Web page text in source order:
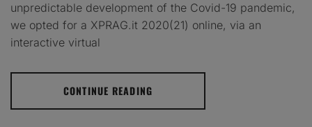
unpredictable development of the Covid-19 pandemic,
we opted for a XPRAG.it 2020(21) online, via an
interactive virtual
CONTINUE READING